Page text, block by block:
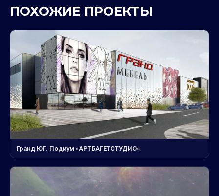
ПОХОЖИЕ ПРОЕКТЫ
Гранд ЮГ. Подиум «АРТБАГЕТСТУДИО»